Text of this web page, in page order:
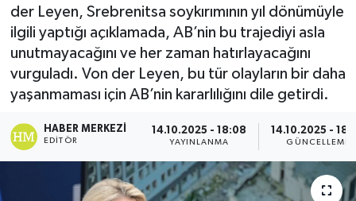
der Leyen, Srebrenitsa soykırımının yıl dönümüyle
ilgili yaptığı açıklamada, AB’nin bu trajediyi asla
unutmayacağını ve her zaman hatırlayacağını
vurguladı. Von der Leyen, bu tür olayların bir daha
yaşanmaması için AB’nin kararlılığını dile getirdi.
HABER MERKEZI
EDITÖR
14.10.2025 - 18:08
YAYINLANMA
14.10.2025 -
GÜNCELLEME
Son Dakika Haberleri
Haber Arşivi